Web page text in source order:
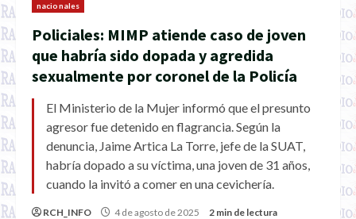
nacionales
Policiales: MIMP atiende caso de joven
que habría sido dopada y agredida
sexualmente por coronel de la Policía
El Ministerio de la Mujer informó que el presunto
agresor fue detenido en flagrancia. Según la
denuncia, Jaime Artica La Torre, jefe de la SUAT,
habría dopado a su víctima, una joven de 31 años,
cuando la invitó a comer en una cevichería.
RCH_INFO 4 de agosto de 2025 2 min de lectura